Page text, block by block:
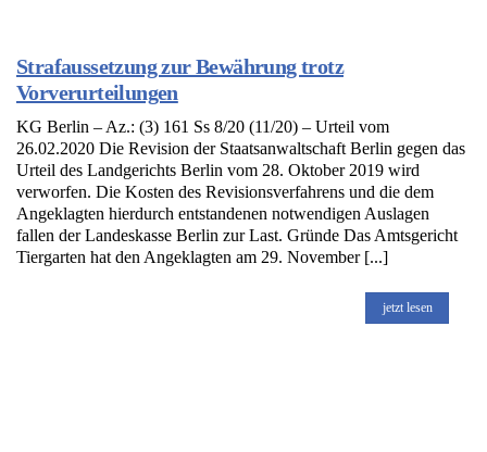
Strafaussetzung zur Bewährung trotz
Vorverurteilungen
KG Berlin – Az.: (3) 161 Ss 8/20 (11/20) – Urteil vom
26.02.2020 Die Revision der Staatsanwaltschaft Berlin gegen das
Urteil des Landgerichts Berlin vom 28. Oktober 2019 wird
verworfen. Die Kosten des Revisionsverfahrens und die dem
Angeklagten hierdurch entstandenen notwendigen Auslagen
fallen der Landeskasse Berlin zur Last. Gründe Das Amtsgericht
Tiergarten hat den Angeklagten am 29. November [...]
jetzt lesen